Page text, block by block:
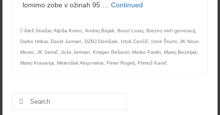
lomimo zobe v ožinah 95 … Continued
Aleš Stražar, Aljoša Krivec Andrej Bizjak Borut Lozej Brezno treh generacij
Darko Hribar, David Jurman DZRJ Domžale Iztok Cenčič Iztok Šturm JK Novo
Mesto
JK Semič Jože Jerman Kristjan Rešaver, Marko Pavlin Matej Bezeljak
Matej Kravanja
Melenšek Alojz-mima Peter Rogelj Primož Kanič
Search